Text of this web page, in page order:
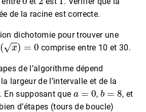
de la racine est correcte.
dichotomie pour trouver une
(x)=0
comprise entre 10 et 30.
de l’algorithme dépend
largeur de l’intervalle et de la
En supposant que
a=0
,
b=8
, et
d’étapes (tours de boucle)